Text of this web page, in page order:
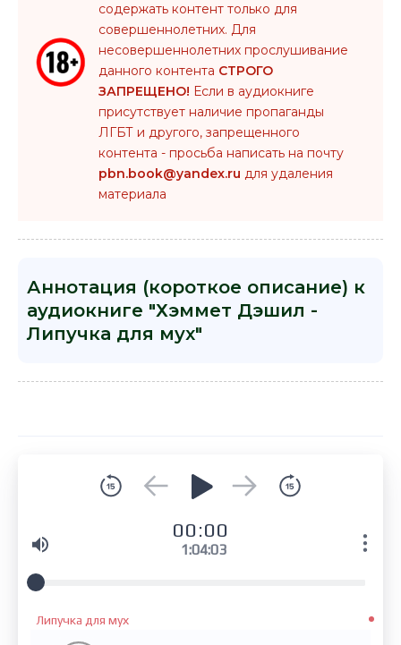
содержать контент только для
совершеннолетних. Для
несовершеннолетних прослушивание
данного контента СТРОГО
ЗАПРЕЩЕНО! Если в аудиокниге
присутствует наличие пропаганды
ЛГБТ и другого, запрещенного
контента - просьба написать на почту
pbn.book@yandex.ru для удаления
материала
Аннотация (короткое описание) к
аудиокниге "Хэммет Дэшил -
Липучка для мух"
00:00
1:04:03
Липучка для мух